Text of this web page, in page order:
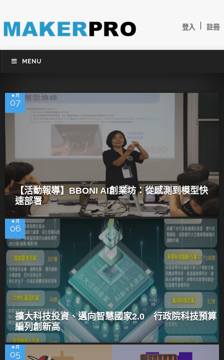
登入 註冊
MENU
8 月
07
【活動報導】BBONI AI創業坊：從感測到模型快
速部署
8 月
06
擴大科技投資、邁向智慧國家2.0 行政院科技預算
編列創新高
8 月
05